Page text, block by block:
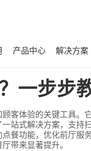
产品中心 解决方案
一步步
客体验的关键工具。
站式解决方案，支持
餐功能，优化前厅服
带来显著提升。